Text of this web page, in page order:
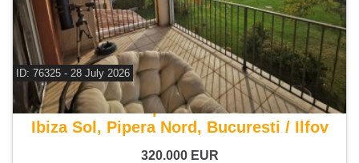
ID: 76325 - 28 July 2026
De vanzare apartament 3 camere
Ibiza Sol, Pipera Nord, Bucuresti / Ilfov
320.000 EUR